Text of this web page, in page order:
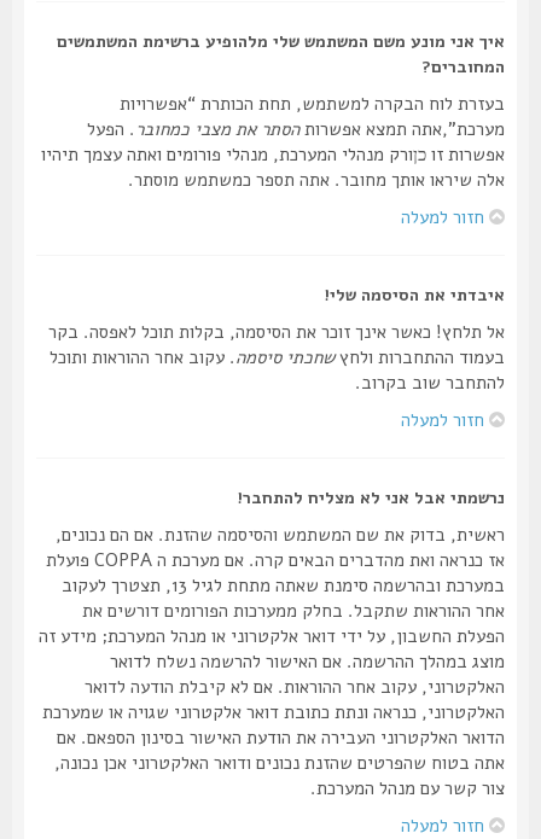
איך אני מונע משם המשתמש שלי מלהופיע ברשימת המשתמשים
המחוברים?
בעזרת לוח הבקרה למשתמש, תחת הכותרת “אפשרויות
מערכת”,אתה תמצא אפשרותהסתר את מצבי כמחובר. הפעל
אפשרות זוכןורק מנהלי המערכת, מנהלי פורומים ואתה עצמך תיהיו
אלה שיראו אותך מחובר. אתה תספר כמשתמש מוסתר.
חזור למעלה
איבדתי את הסיסמה שלי!
אל תלחץ! כאשר אינך זוכר את הסיסמה, בקלות תוכל לאפסה. בקר
בעמוד ההתחברות ולחץשחכתי סיסמה. עקוב אחר ההוראות ותוכל
להתחבר שוב בקרוב.
חזור למעלה
נרשמתי אבל אני לא מצליח להתחבר!
ראשית, בדוק את שם המשתמש והסיסמה שהזנת. אם הם נכונים,
אז כנראה ואת מהדברים הבאים קרה. אם מערכת ה COPPA פועלת
במערכת ובהרשמה סימנת שאתה מתחת לגיל 13, תצטרך לעקוב
אחר ההוראות שתקבל. בחלק ממערכות הפורומים דורשים את
הפעלת החשבון, על ידי דואר אלקטרוני או מנהל המערכת; מידע זה
מוצג במהלך ההרשמה. אם האישור להרשמה נשלח לדואר
האלקטרוני, עקוב אחר ההוראות. אם לא קיבלת הודעה לדואר
האלקטרוני, כנראה ונתת כתובת דואר אלקטרוני שגויה או שמערכת
הדואר האלקטרוני העבירה את הודעת האישור בסינון הספאם. אם
אתה בטוח שהפרטים שהזנת נכונים ודואר האלקטרוני אכן נכונה,
צור קשר עם מנהל המערכת.
חזור למעלה